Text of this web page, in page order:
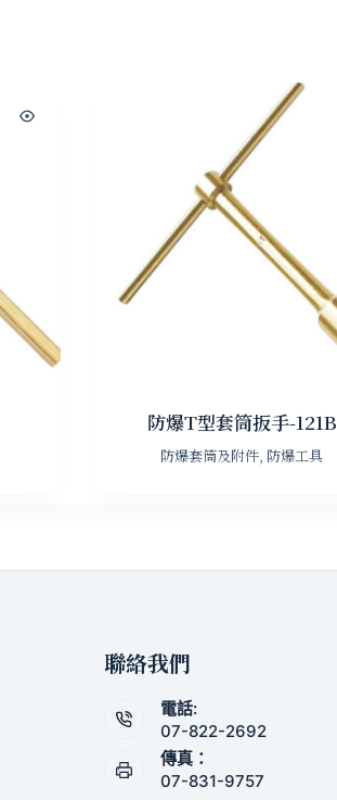
防爆T型套筒扳手-121B
防爆套筒及附件 防爆工具
聯絡我們
電話:
07-822-2692
傳真：
07-831-9757